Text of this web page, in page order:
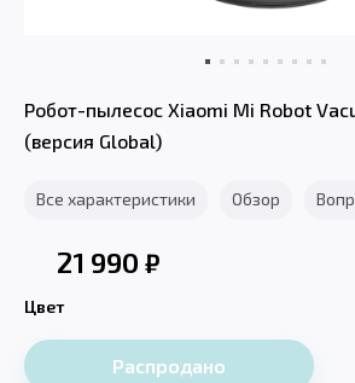
Робот-пылесос Xiaomi Mi Robot
(версия Global)
Все характеристики Обзор
21 990 ₽
Цвет
Распродано